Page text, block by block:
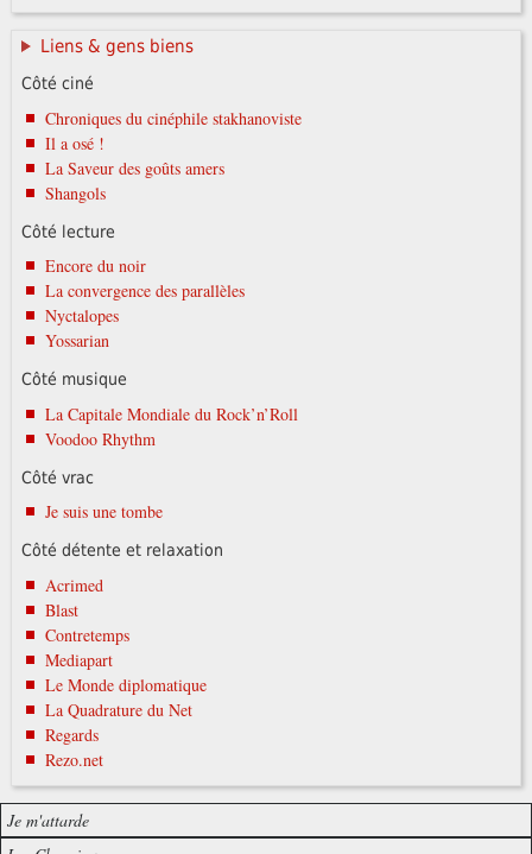
Liens & gens biens
Côté ciné
Chroniques du cinéphile stakhanoviste
Il a osé !
La Saveur des goûts amers
Shangols
Côté lecture
Encore du noir
La convergence des parallèles
Nyctalopes
Yossarian
Côté musique
La Capitale Mondiale du Rock’n’Roll
Voodoo Rhythm
Côté vrac
Je suis une tombe
Côté détente et relaxation
Acrimed
Blast
Contretemps
Mediapart
Le Monde diplomatique
La Quadrature du Net
Regards
Rezo.net
Je m'attarde